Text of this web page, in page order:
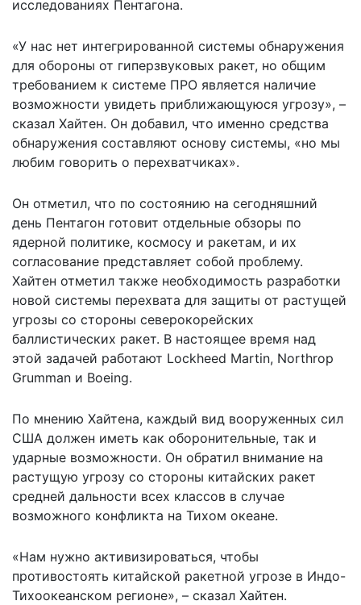
исследованиях Пентагона.
«У нас нет интегрированной системы обнаружения
для обороны от гиперзвуковых ракет, но общим
требованием к системе ПРО является наличие
возможности увидеть приближающуюся угрозу», –
сказал Хайтен. Он добавил, что именно средства
обнаружения составляют основу системы, «но мы
любим говорить о перехватчиках».
Он отметил, что по состоянию на сегодняшний
день Пентагон готовит отдельные обзоры по
ядерной политике, космосу и ракетам, и их
согласование представляет собой проблему.
Хайтен отметил также необходимость разработки
новой системы перехвата для защиты от растущей
угрозы со стороны северокорейских
баллистических ракет. В настоящее время над
этой задачей работают Lockheed Martin, Northrop
Grumman и Boeing.
По мнению Хайтена, каждый вид вооруженных сил
США должен иметь как оборонительные, так и
ударные возможности. Он обратил внимание на
растущую угрозу со стороны китайских ракет
средней дальности всех классов в случае
возможного конфликта на Тихом океане.
«Нам нужно активизироваться, чтобы
противостоять китайской ракетной угрозе в Индо-
Тихоокеанском регионе», – сказал Хайтен.